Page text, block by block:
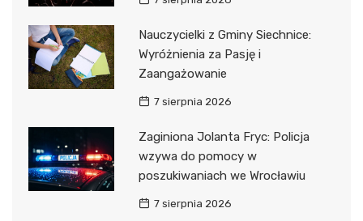
Nauczycielki z Gminy Siechnice:
Wyróżnienia za Pasję i
Zaangażowanie
7 sierpnia 2026
Zaginiona Jolanta Fryc: Policja
wzywa do pomocy w
poszukiwaniach we Wrocławiu
7 sierpnia 2026